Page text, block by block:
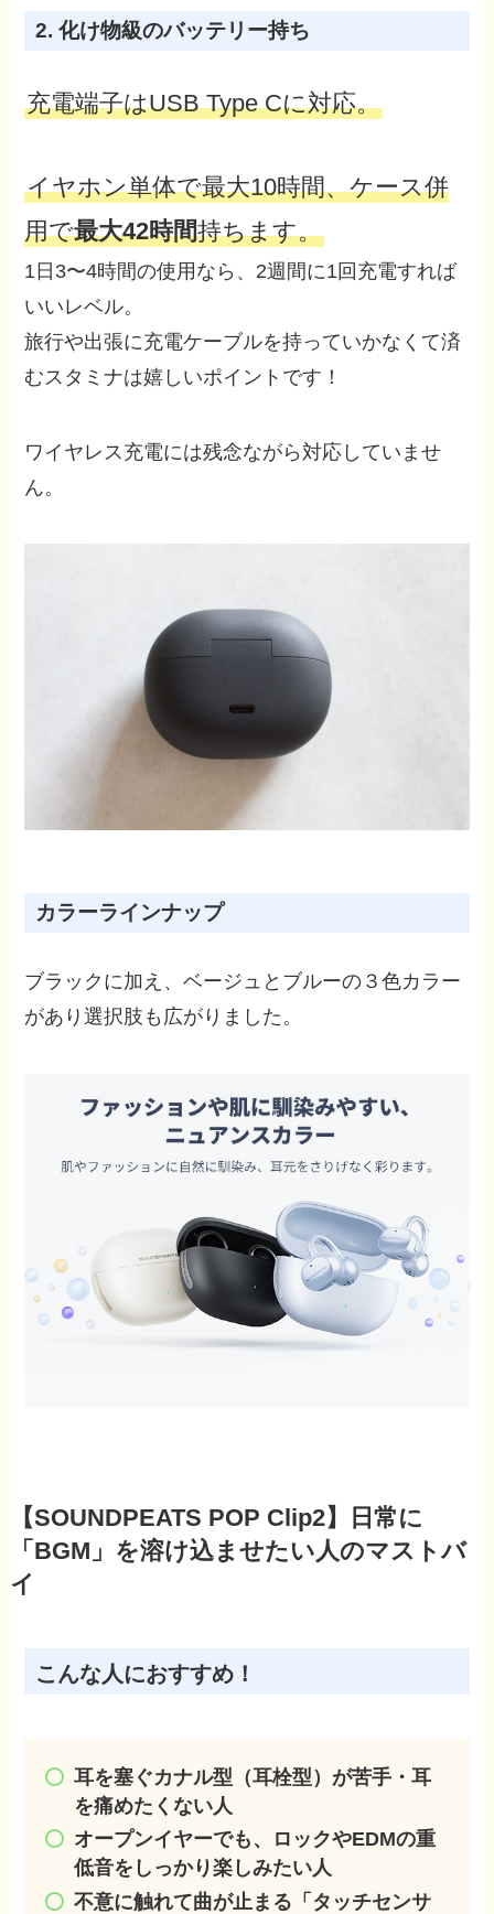
2. 化け物級のバッテリー持ち
充電端子はUSB Type Cに対応。
イヤホン単体で最大10時間、ケース併
用で最大42時間持ちます。
1日3〜4時間の使用なら、2週間に1回充電すれば
いいレベル。
旅行や出張に充電ケーブルを持っていかなくて済
むスタミナは嬉しいポイントです！
ワイヤレス充電には残念ながら対応していませ
ん。
カラーラインナップ
ブラックに加え、ベージュとブルーの３色カラー
があり選択肢も広がりました。
【SOUNDPEATS POP Clip2】日常に
「BGM」を溶け込ませたい人のマストバ
イ
こんな人におすすめ！
耳を塞ぐカナル型（耳栓型）が苦手・耳
を痛めたくない人
オープンイヤーでも、ロックやEDMの重
低音をしっかり楽しみたい人
不意に触れて曲が止まる「タッチセンサ